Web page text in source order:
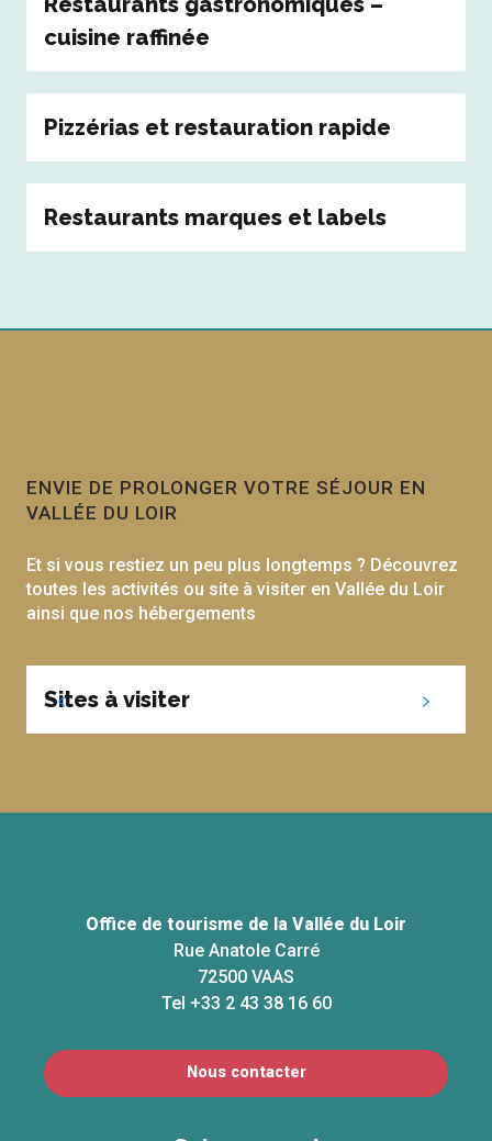
cuisine raffinée
Pizzérias et restauration rapide
Restaurants marques et labels
ENVIE DE PROLONGER VOTRE SÉJOUR EN
VALLÉE DU LOIR
Et si vous restiez un peu plus longtemps ? Découvrez
toutes les activités ou site à visiter en Vallée du Loir
ainsi que nos hébergements
Sites à visiter
Office de tourisme de la Vallée du Loir
Rue Anatole Carré
72500 VAAS
Tel +33 2 43 38 16 60
Nous contacter